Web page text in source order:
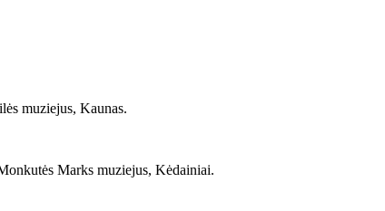
muziejus, Kaunas.
Marks muziejus, Kėdainiai.